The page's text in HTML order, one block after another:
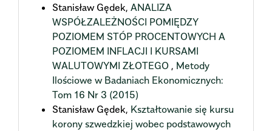
Stanisław Gędek, ANALIZA
WSPÓŁZALEŻNOŚCI POMIĘDZY
POZIOMEM STÓP PROCENTOWYCH A
POZIOMEM INFLACJI I KURSAMI
WALUTOWYMI ZŁOTEGO , Metody
Ilościowe w Badaniach Ekonomicznych:
Tom 16 Nr 3 (2015)
Stanisław Gędek, Kształtowanie się kursu
korony szwedzkiej wobec podstawowych